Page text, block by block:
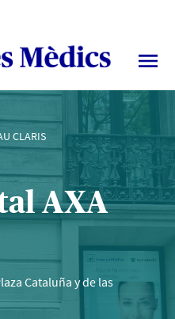
CLARIS
AXA
Cataluña y de las